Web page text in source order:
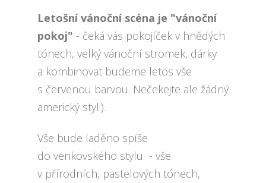
Letošní vánoční scéna je "vánoční
pokoj" - čeká vás pokojíček v hnědých
tónech, velký vánoční stromek, dárky
a kombinovat budeme letos vše
s červenou barvou. Nečekejte ale žádný
americký styl:).
Vše bude laděno spíše
do venkovského stylu - vše
v přírodních, pastelových tónech,